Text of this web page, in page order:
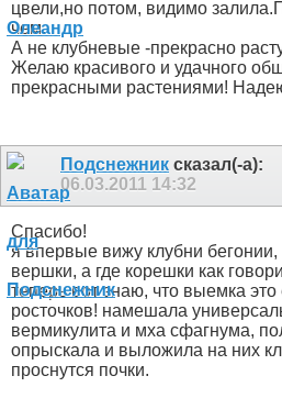
цвели,но потом, видимо
чем.
А не клубневые -прекрасно
Желаю красивого и удачного
прекрасными растениями!
Подснежник сказал(-а):
06.03.2011 14:32
Спасибо!
я впервые вижу клубни бегонии,
вершки, а где корешки как
теперь вот знаю, что выемка это
росточков! намешала
вермикулита и мха сфагнума,
опрыскала и выложила на них
проснутся почки.